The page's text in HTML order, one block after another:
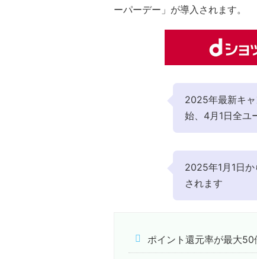
ーパーデー」が導入されます。
2025年最新キ
始、4月1日全ユ
2025年1月1日
されます
ポイント還元率が最大50